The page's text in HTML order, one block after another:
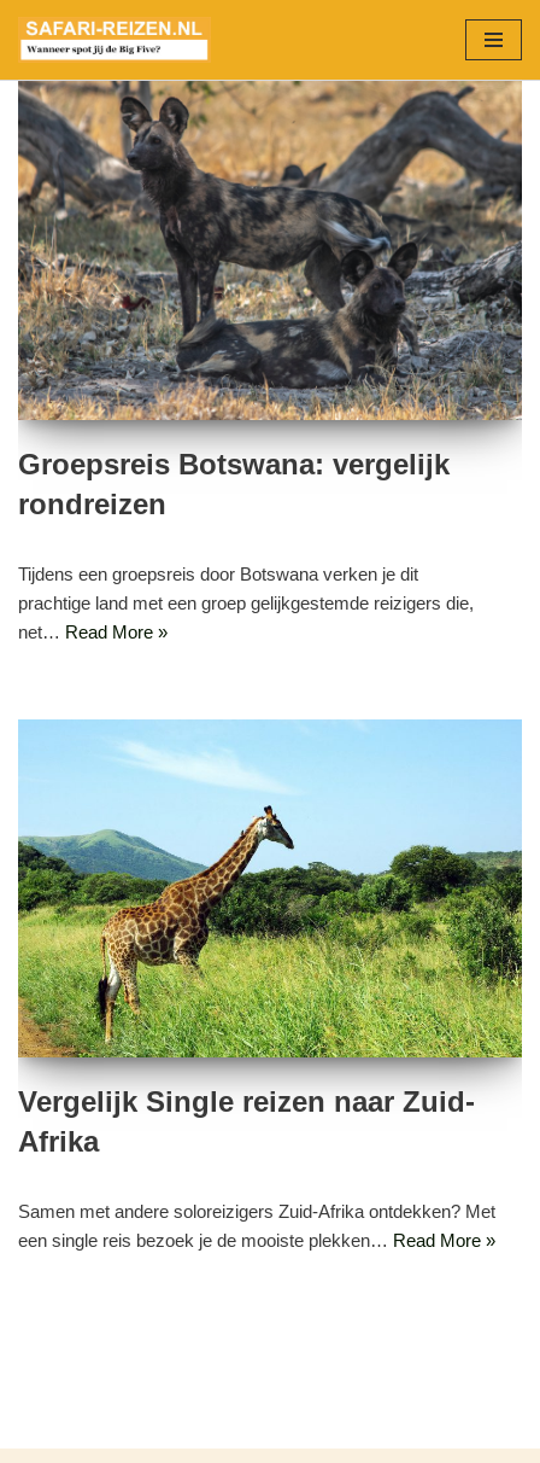
Ga
naar
de
inhoud
Groepsreis Botswana: vergelijk
rondreizen
Tijdens een groepsreis door Botswana verken je dit
prachtige land met een groep gelijkgestemde reizigers die,
net… Read More »
Vergelijk Single reizen naar Zuid-
Afrika
Samen met andere soloreizigers Zuid-Afrika ontdekken? Met
een single reis bezoek je de mooiste plekken… Read More »